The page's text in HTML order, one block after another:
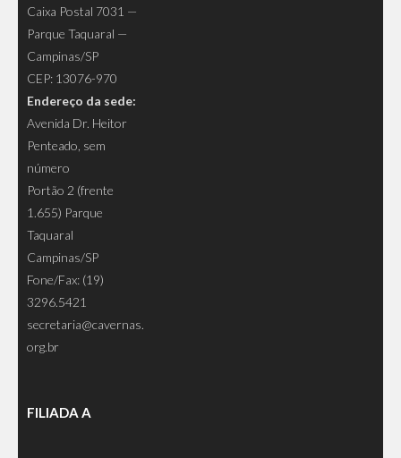
Caixa Postal 7031 —
Parque Taquaral —
Campinas/SP
CEP: 13076-970
Endereço da sede:
Avenida Dr. Heitor
Penteado, sem
número
Portão 2 (frente
1.655) Parque
Taquaral
Campinas/SP
Fone/Fax: (19)
3296.5421
secretaria@cavernas.
org.br
FILIADA A